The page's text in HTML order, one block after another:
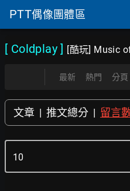
PTT偶像團體區
[ Coldplay ] [酷玩] Music
最新 熱門 分
文章 | 推文總分 | 留言